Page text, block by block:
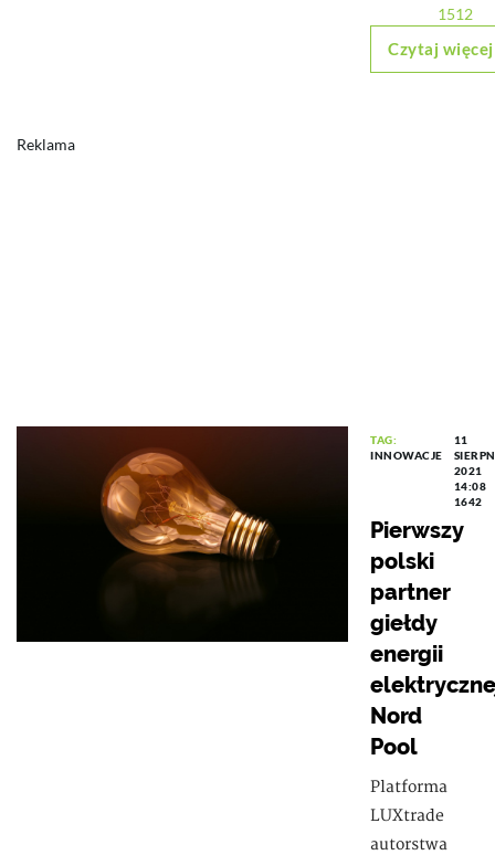
1512
Czytaj więcej
Reklama
TAG:
INNOWACJE
11
2021
14:08
1642
Pierwszy
polski
partner
giełdy
energii
Nord
Pool
Platforma
LUXtrade
autorstwa